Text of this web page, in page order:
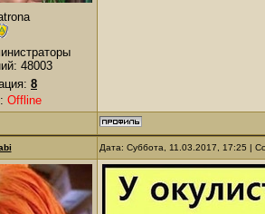
48003
8
Offline
Дата: Суббота, 11.03.2017, 17:25 |